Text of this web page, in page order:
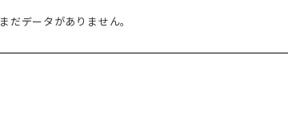
まだデータがありません。